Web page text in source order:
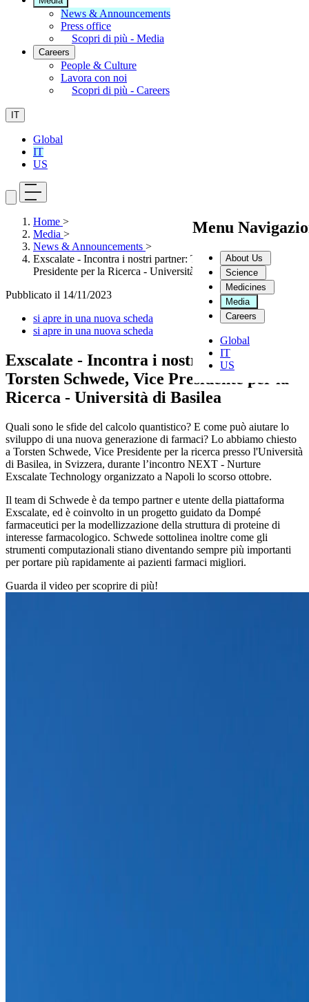
News & Announcements
Press office
Scopri di più - Media
Careers
People & Culture
Lavora con noi
Scopri di più - Careers
IT
Global
IT
US
Menu
About Us
Science
Medicines
Media
Careers
Global
IT
US
Home >
Media >
News & Announcements >
Exscalate - Incontra i nostri partner: Torsten Schwede, Vice
Presidente per la Ricerca - Università di Basilea
Pubblicato il 14/11/2023
si apre in una nuova scheda
si apre in una nuova scheda
Exscalate - Incontra i nostri partner:
Torsten Schwede, Vice Presidente per la
Ricerca - Università di Basilea
Quali sono le sfide del calcolo quantistico? E come può aiutare lo
sviluppo di una nuova generazione di farmaci? Lo abbiamo chiesto
a Torsten Schwede, Vice Presidente per la ricerca presso l'Università
di Basilea, in Svizzera, durante l’incontro NEXT - Nurture
Exscalate Technology organizzato a Napoli lo scorso ottobre.
Il team di Schwede è da tempo partner e utente della piattaforma
Exscalate, ed è coinvolto in un progetto guidato da Dompé
farmaceutici per la modellizzazione della struttura di proteine di
interesse farmacologico. Schwede sottolinea inoltre come gli
strumenti computazionali stiano diventando sempre più importanti
per portare più rapidamente ai pazienti farmaci migliori.
Guarda il video per scoprire di più!